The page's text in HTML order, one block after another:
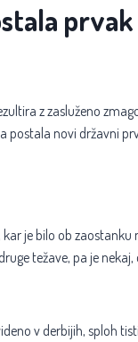
prvak
z zasluženo
postala novi državni
je bilo ob zaostanku
težave, pa je
v derbijih, sploh